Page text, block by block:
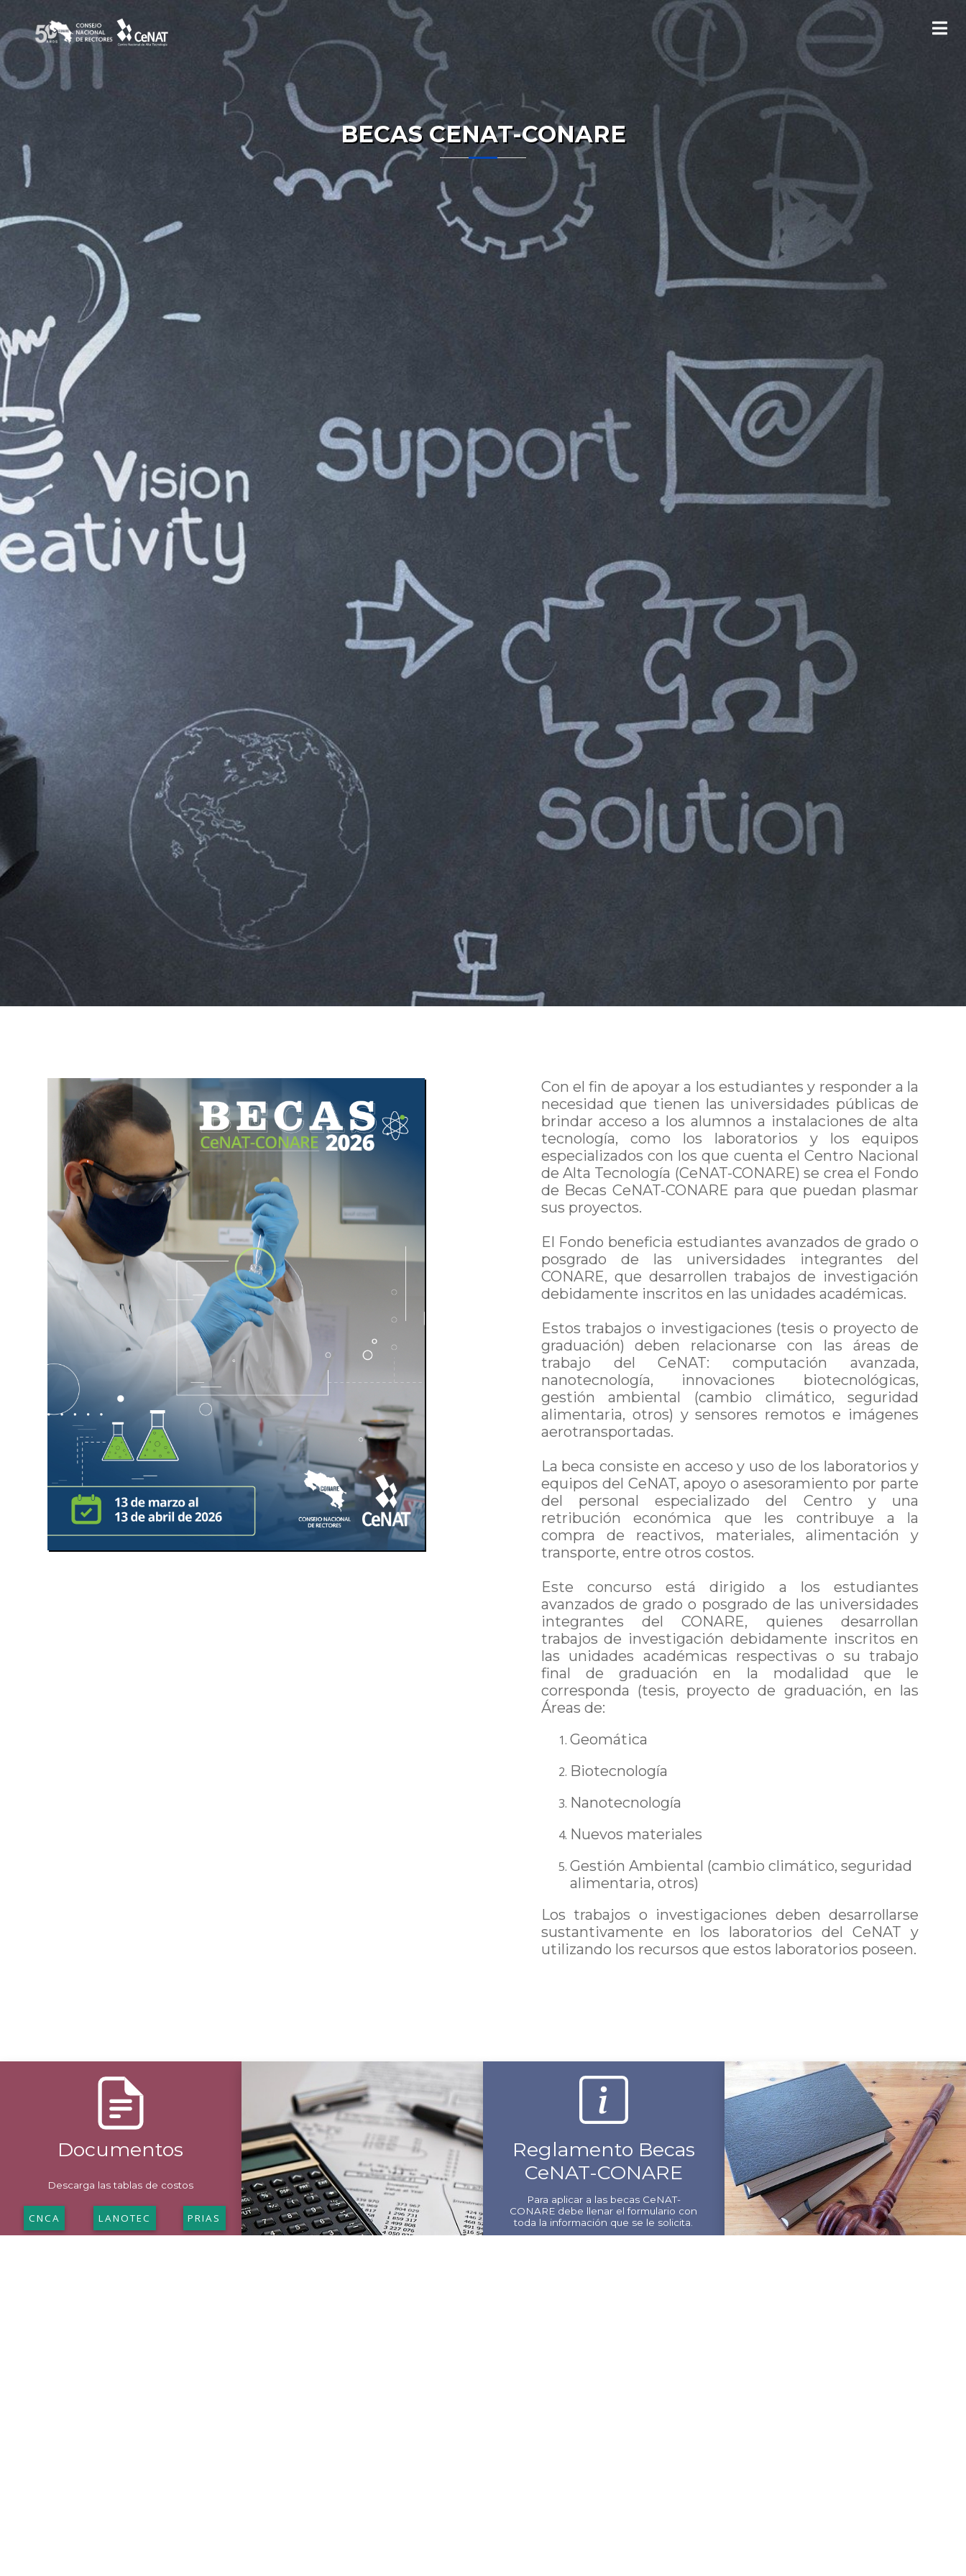
BECAS CENAT-CONARE
Con el fin de apoyar a los estudiantes y responder a la
necesidad que tienen las universidades públicas de
brindar acceso a los alumnos a instalaciones de alta
tecnología, como los laboratorios y los equipos
especializados con los que cuenta el Centro Nacional
de Alta Tecnología (CeNAT-CONARE) se crea el Fondo
de Becas CeNAT-CONARE para que puedan plasmar
sus proyectos.
El Fondo beneficia estudiantes avanzados de grado o
posgrado de las universidades integrantes del
CONARE, que desarrollen trabajos de investigación
debidamente inscritos en las unidades académicas.
Estos trabajos o investigaciones (tesis o proyecto de
graduación) deben relacionarse con las áreas de
trabajo del CeNAT: computación avanzada,
nanotecnología, innovaciones biotecnológicas,
gestión ambiental (cambio climático, seguridad
alimentaria, otros) y sensores remotos e imágenes
aerotransportadas.
La beca consiste en acceso y uso de los laboratorios y
equipos del CeNAT, apoyo o asesoramiento por parte
del personal especializado del Centro y una
retribución económica que les contribuye a la
compra de reactivos, materiales, alimentación y
transporte, entre otros costos.
Este concurso está dirigido a los estudiantes
avanzados de grado o posgrado de las universidades
integrantes del CONARE, quienes desarrollan
trabajos de investigación debidamente inscritos en
las unidades académicas respectivas o su trabajo
final de graduación en la modalidad que le
corresponda (tesis, proyecto de graduación, en las
Áreas de:
Geomática
Biotecnología
Nanotecnología
Nuevos materiales
Gestión Ambiental (cambio climático, seguridad
alimentaria, otros)
Los trabajos o investigaciones deben desarrollarse
sustantivamente en los laboratorios del CeNAT y
utilizando los recursos que estos laboratorios poseen.
Documentos
Descarga las tablas de costos
CNCA LANOTEC PRIAS
Reglamento Becas
CeNAT-CONARE
Para aplicar a las becas CeNAT-
CONARE debe llenar el formulario con
toda la información que se le solicita.